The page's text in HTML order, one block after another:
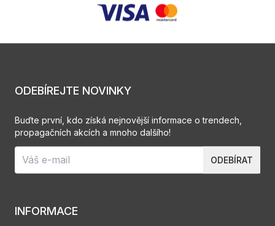
INFORMACE
ODEBÍREJTE NOVINKY
Buďte první, kdo získá nejnovější informace o trendech,
propagačních akcích a mnoho dalšího!
ODEBÍRAT